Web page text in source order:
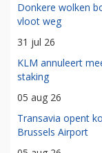
Donkere wolken
vloot weg
31 jul 26
KLM annuleert
staking
05 aug 26
Transavia opent
Brussels Airport